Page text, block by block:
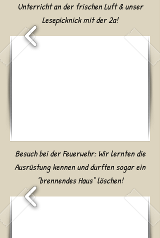
Unterricht an der frischen Luft & unser
Lesepicknick mit der 2a!
Besuch bei der Feuerwehr: Wir lernten die
Ausrüstung kennen und durften sogar ein
"brennendes Haus" löschen!